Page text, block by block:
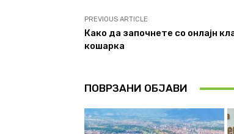
PREVIOUS ARTICLE
Како да започнете со онлајн
кошарка
ПОВРЗАНИ ОБЈАВИ